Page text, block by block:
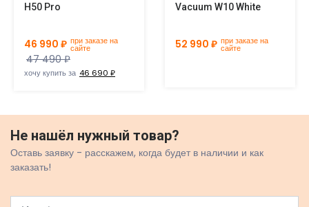
H50 Pro
46 990 ₽ при заказе на
сайте
47 490 ₽
хочу купить за 46 690 ₽
Vacuum W10 White
52 990 ₽ при заказе на
сайте
Не нашёл нужный товар?
Оставь заявку - расскажем, когда будет в наличии и как
заказать!